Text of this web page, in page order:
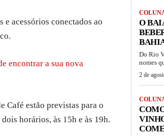
e acessórios conectados ao
encontrar a sua nova
Café estão previstas para o
horários, às 15h e às 19h.
O
Do Rio
nomes
2 de